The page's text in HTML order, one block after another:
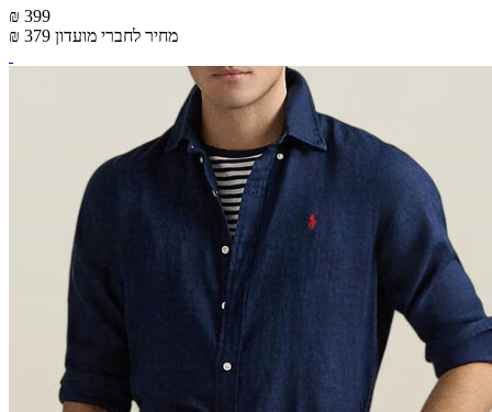
₪ 399
₪ 379 מחיר לחברי מועדון